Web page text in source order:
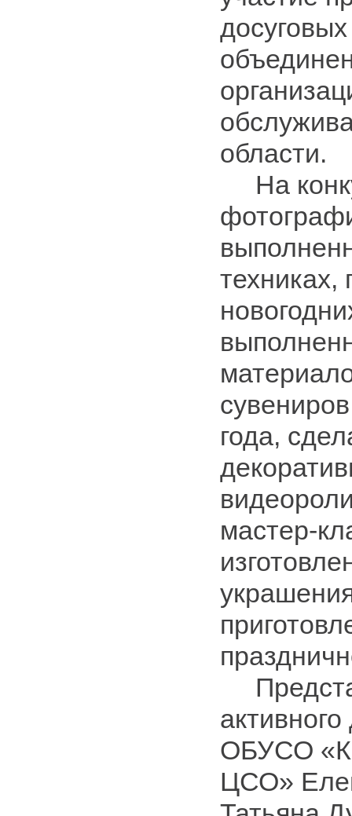
области.
На
техниках,
года,
мастер-
ОБУСО
ЦСО»